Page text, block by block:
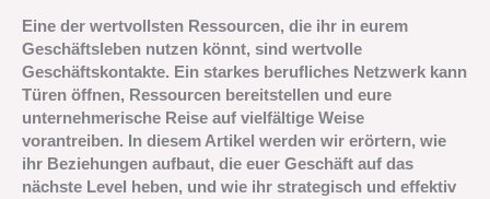
Eine der wertvollsten Ressourcen, die ihr in eurem
Geschäftsleben nutzen könnt, sind wertvolle
Geschäftskontakte. Ein starkes berufliches Netzwerk kann
Türen öffnen, Ressourcen bereitstellen und eure
unternehmerische Reise auf vielfältige Weise
vorantreiben. In diesem Artikel werden wir erörtern, wie
ihr Beziehungen aufbaut, die euer Geschäft auf das
nächste Level heben, und wie ihr strategisch und effektiv